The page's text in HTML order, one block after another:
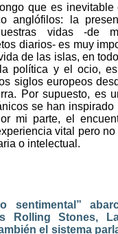
que es inevitable
anglófilos: la
vidas -de
diarios- es muy
de las islas, en
política y el ocio,
siglos europeos
Por supuesto, es
se han inspirado
mi parte, el
vital pero
o intelectual.
sentimental”
Rolling Stones,
el sistema